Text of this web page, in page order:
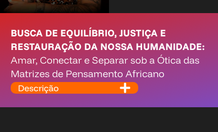
BUSCA DE EQUILÍBRIO, JUSTIÇA E
RESTAURAÇÃO DA NOSSA HUMANIDADE:
Amar, Conectar e Separar sob a Ótica das
Matrizes de Pensamento Africano
Descrição